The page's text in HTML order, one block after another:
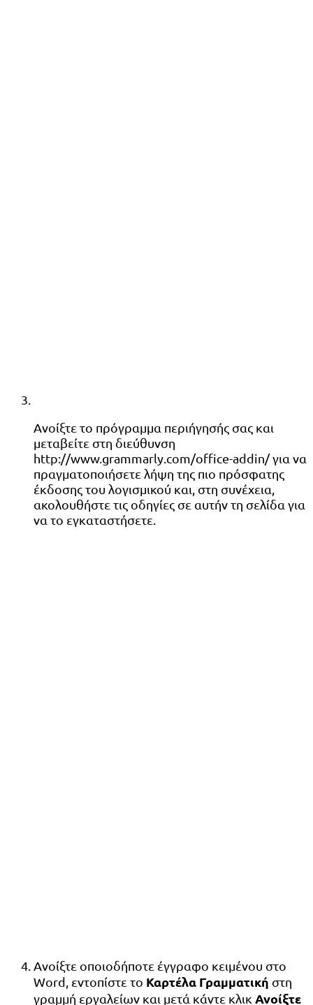
Ανοίξτε το πρόγραμμα περιήγησής σας και
μεταβείτε στη διεύθυνση
http://www.grammarly.com/office-addin/ για να
πραγματοποιήσετε λήψη της πιο πρόσφατης
έκδοσης του λογισμικού και, στη συνέχεια,
ακολουθήστε τις οδηγίες σε αυτήν τη σελίδα για
να το εγκαταστήσετε.
Ανοίξτε οποιοδήποτε έγγραφο κειμένου στο
Word, εντοπίστε το Καρτέλα Γραμματική στη
γραμμή εργαλείων και μετά κάντε κλικ Ανοίξτε